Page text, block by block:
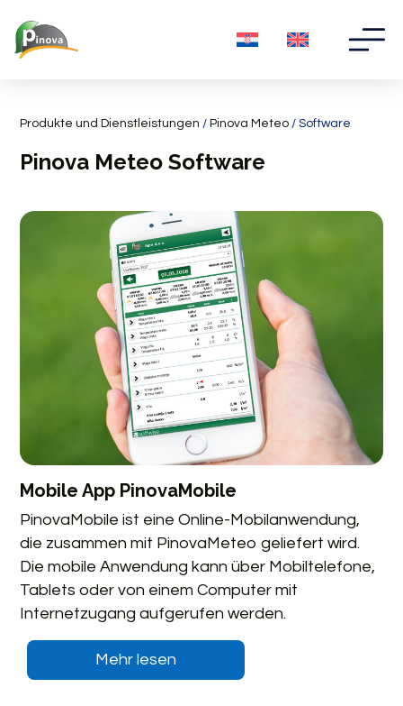
Produkte und Dienstleistungen / Pinova Meteo / Software
Pinova Meteo Software
Mobile App PinovaMobile
PinovaMobile ist eine Online-Mobilanwendung,
die zusammen mit PinovaMeteo geliefert wird.
Die mobile Anwendung kann über Mobiltelefone,
Tablets oder von einem Computer mit
Internetzugang aufgerufen werden.
Mehr lesen